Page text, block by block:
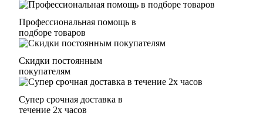
Профессиональная помощь в
подборе товаров
Скидки постоянным
покупателям
Супер срочная доставка в
течение 2х часов